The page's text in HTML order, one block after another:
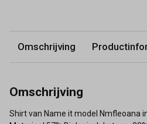
Omschrijving
Omschrijving
Shirt van Name it model Nmfleoana